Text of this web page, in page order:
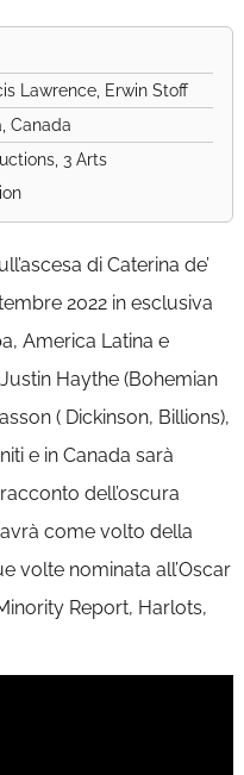
Lawrence, Erwin Stoff
Canada
3 Arts
di Caterina de’
2022 in esclusiva
America Latina e
Haythe (Bohemian
( Dickinson, Billions),
e in Canada sarà
dell’oscura
come volto della
volte nominata all’Oscar
Report, Harlots,